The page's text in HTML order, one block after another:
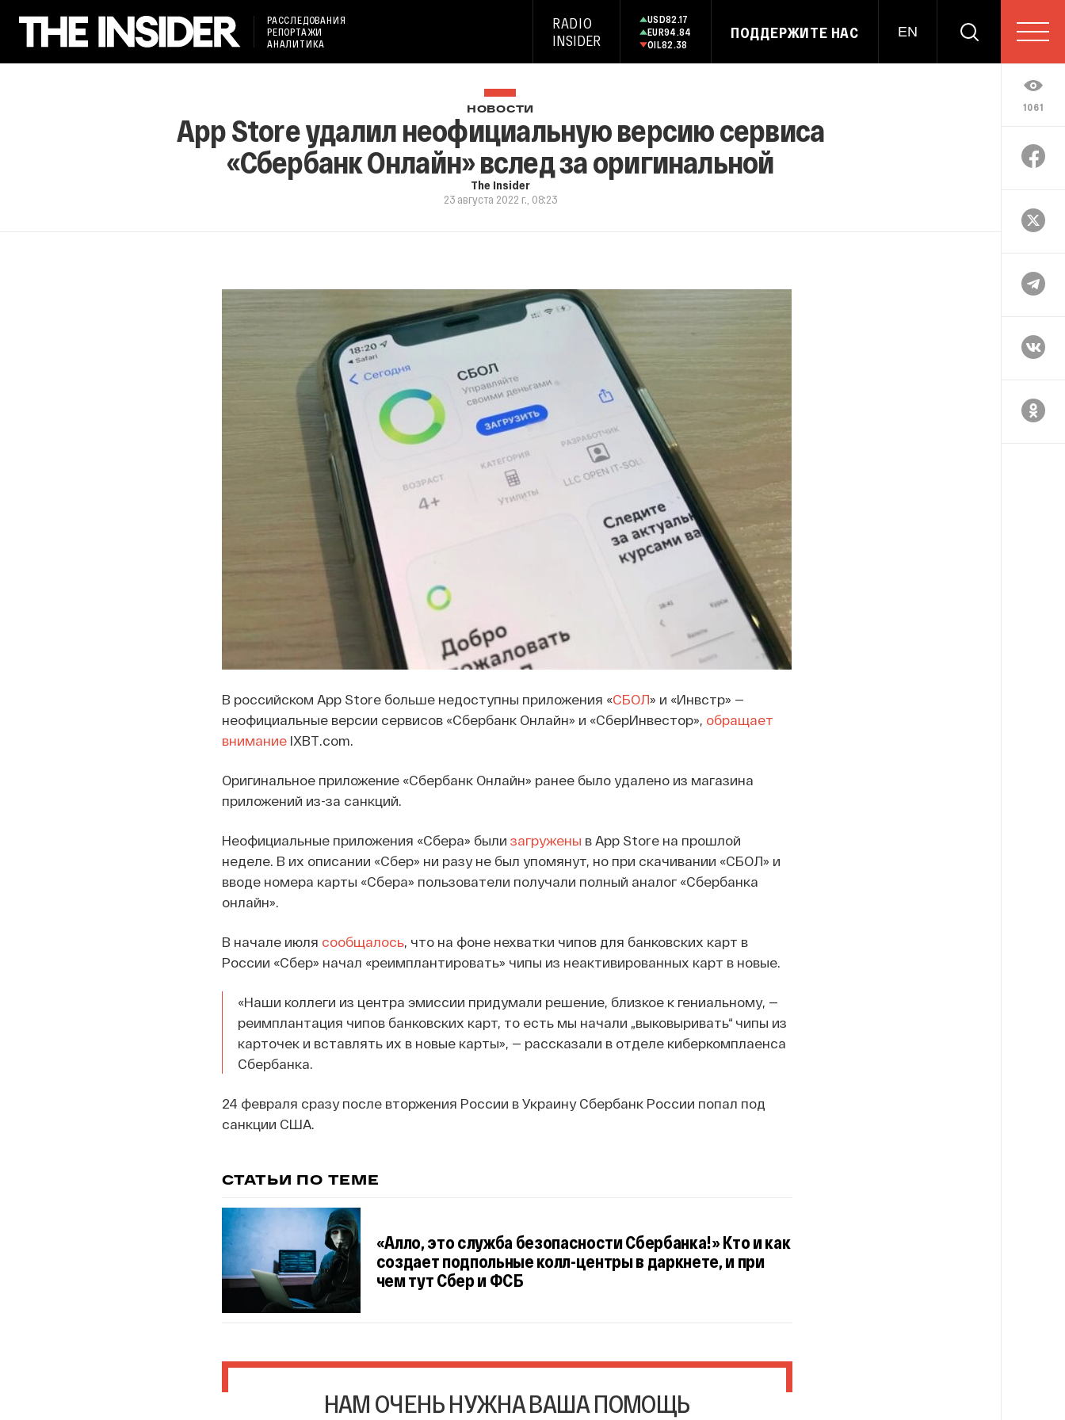
РАССЛЕДОВАНИЯ
РЕПОРТАЖИ
АНАЛИТИКА
RADIO
INSIDER
USD82.17
EUR94.84
OIL82.38
ПОДДЕРЖИТЕ НАС EN
1061
НОВОСТИ
App Store удалил неофициальную версию сервиса
«Сбербанк Онлайн» вслед за оригинальной
The Insider
23 августа 2022 г., 08:23
В российском App Store больше недоступны приложения «СБОЛ» и «Инвстр» —
неофициальные версии сервисов «Сбербанк Онлайн» и «СберИнвестор», обращает
вниманиеIXBT.com.
Оригинальное приложение «Сбербанк Онлайн» ранее было удалено из магазина
приложений из-за санкций.
Неофициальные приложения «Сбера» были загружены в App Store на прошлой
неделе. В их описании «Сбер» ни разу не был упомянут, но при скачивании «СБОЛ» и
вводе номера карты «Сбера» пользователи получали полный аналог «Сбербанка
онлайн».
В начале июля сообщалось, что на фоне нехватки чипов для банковских карт в
России «Сбер» начал «реимплантировать» чипы из неактивированных карт в новые.
«Наши коллеги из центра эмиссии придумали решение, близкое к гениальному, —
реимплантация чипов банковских карт, то есть мы начали „выковыривать“ чипы из
карточек и вставлять их в новые карты», — рассказали в отделе киберкомплаенса
Сбербанка.
24 февраля сразу после вторжения России в Украину Сбербанк России попал под
санкции США.
СТАТЬИ ПО ТЕМЕ
«Алло, это служба безопасности Сбербанка!» Кто и как
создает подпольные колл-центры в даркнете, и при
чем тут Сбер и ФСБ
НАМ ОЧЕНЬ НУЖНА ВАША ПОМОЩЬ